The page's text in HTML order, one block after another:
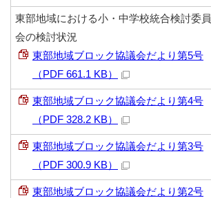
東部地域における小・中学校統合検討委員
会の検討状況
東部地域ブロック協議会だより第5号
（PDF 661.1 KB）
東部地域ブロック協議会だより第4号
（PDF 328.2 KB）
東部地域ブロック協議会だより第3号
（PDF 300.9 KB）
東部地域ブロック協議会だより第2号